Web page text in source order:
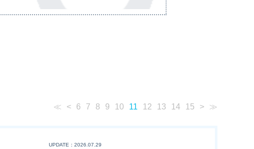
≪ < 6 7 8 9 10 11 12 13 14 15 > ≫
UPDATE：2026.07.29